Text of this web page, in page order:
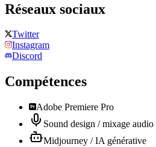
Réseaux sociaux
Twitter
Instagram
Discord
Compétences
Adobe Premiere Pro
Sound design / mixage audio
Midjourney / IA générative